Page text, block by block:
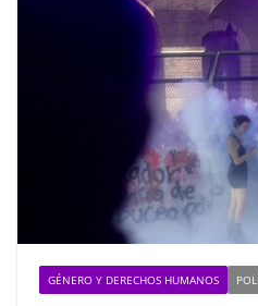
GÉNERO Y DERECHOS HUMANOS